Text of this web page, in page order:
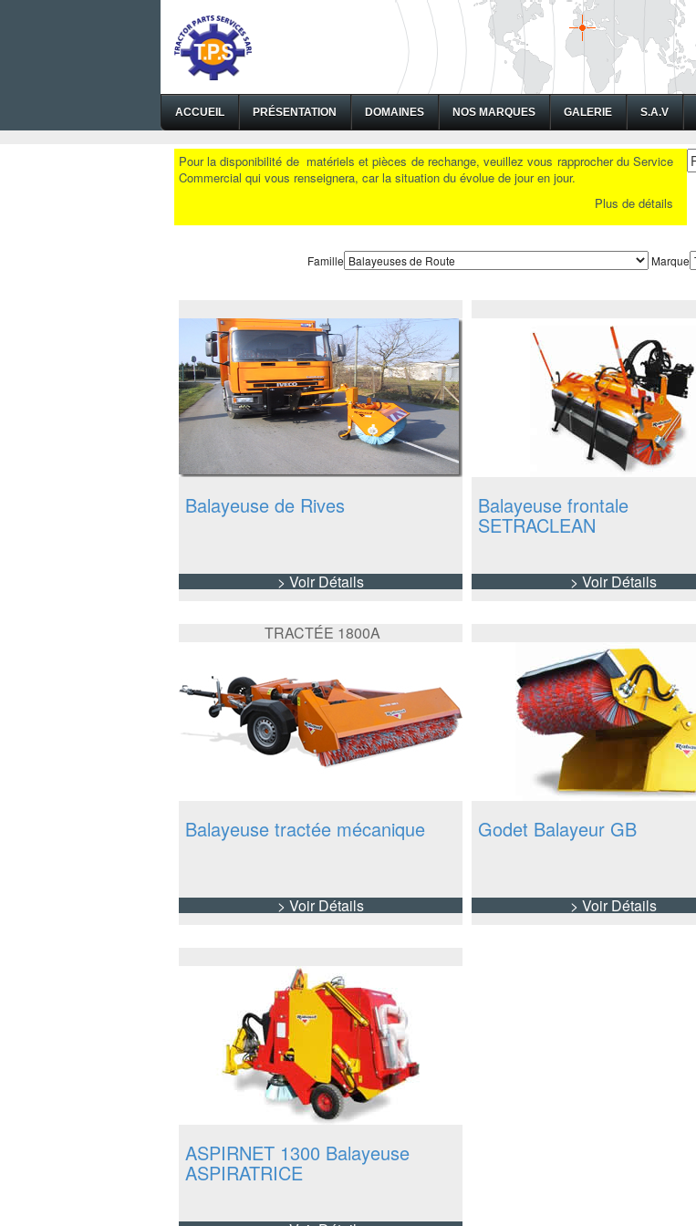
ACCUEIL PRÉSENTATION DOMAINES NOS MARQUES GALERIE S.A.V
Pour la disponibilité de matériels et pièces de rechange, veuillez vous rapprocher du Service
Commercial qui vous renseignera, car la situation du évolue de jour en jour.
Plus de détails
Famille Marque
Balayeuse de Rives
> Voir Détails
Balayeuse frontale
SETRACLEAN
> Voir Détails
TRACTÉE 1800A
Balayeuse tractée mécanique
> Voir Détails
Godet Balayeur GB
> Voir Détails
ASPIRNET 1300 Balayeuse
ASPIRATRICE